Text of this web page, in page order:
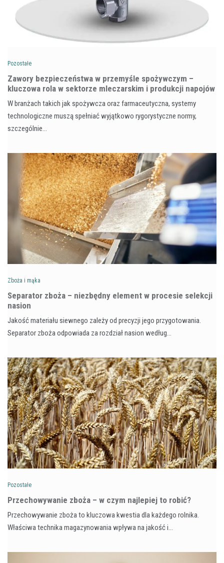
Pozostałe
Zawory bezpieczeństwa w przemyśle spożywczym –
kluczowa rola w sektorze mleczarskim i produkcji napojów
W branżach takich jak spożywcza oraz farmaceutyczna, systemy
technologiczne muszą spełniać wyjątkowo rygorystyczne normy,
szczególnie…
Zboża i mąka
Separator zboża – niezbędny element w procesie selekcji
nasion
Jakość materiału siewnego zależy od precyzji jego przygotowania.
Separator zboża odpowiada za rozdział nasion według…
Pozostałe
Przechowywanie zboża – w czym najlepiej to robić?
Przechowywanie zboża to kluczowa kwestia dla każdego rolnika.
Właściwa technika magazynowania wpływa na jakość i…